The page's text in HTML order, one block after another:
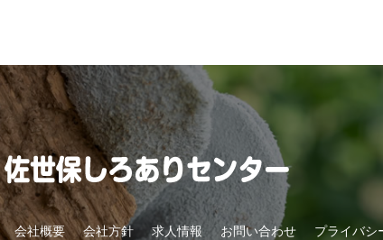
会社概要 会社方針 求人情報 お問い合わせ プライバシ